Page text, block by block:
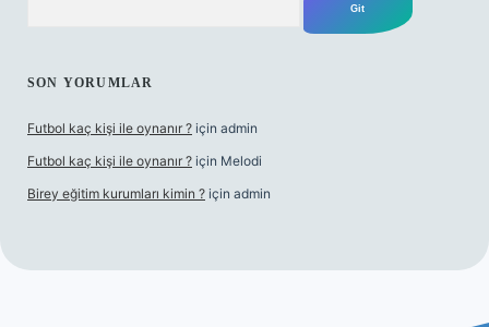
SON YORUMLAR
Futbol kaç kişi ile oynanır ? için admin
Futbol kaç kişi ile oynanır ? için Melodi
Birey eğitim kurumları kimin ? için admin